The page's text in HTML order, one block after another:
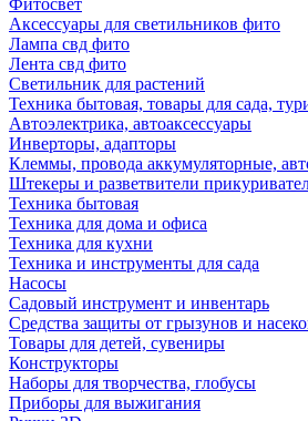
Фитосвет
Аксессуары для светильников фито
Лампа свд фито
Лента свд фито
Светильник для растений
Техника бытовая, товары для сада,
Автоэлектрика, автоаксессуары
Инверторы, адапторы
Клеммы, провода аккумуляторные,
Штекеры и разветвители
Техника бытовая
Техника для дома и офиса
Техника для кухни
Техника и инструменты для сада
Насосы
Садовый инструмент и инвентарь
Средства защиты от грызунов и
Товары для детей, сувениры
Конструкторы
Наборы для творчества, глобусы
Приборы для выжигания